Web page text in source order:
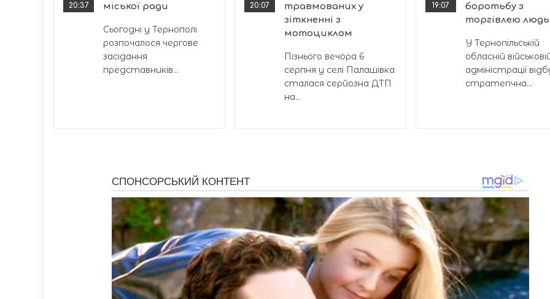
20:37
міської ради
Сьогодні у Тернополі
розпочалося чергове
засідання
представників...
20:07
травмованих у
зіткненні з
мотоциклом
Пізнього вечора 6
серпня у селі Палашівка
сталася серйозна ДТП
на...
19:07
боротьбу з
торгівлею
У Тернопільській
обласній
адміністрації
стратегічна...